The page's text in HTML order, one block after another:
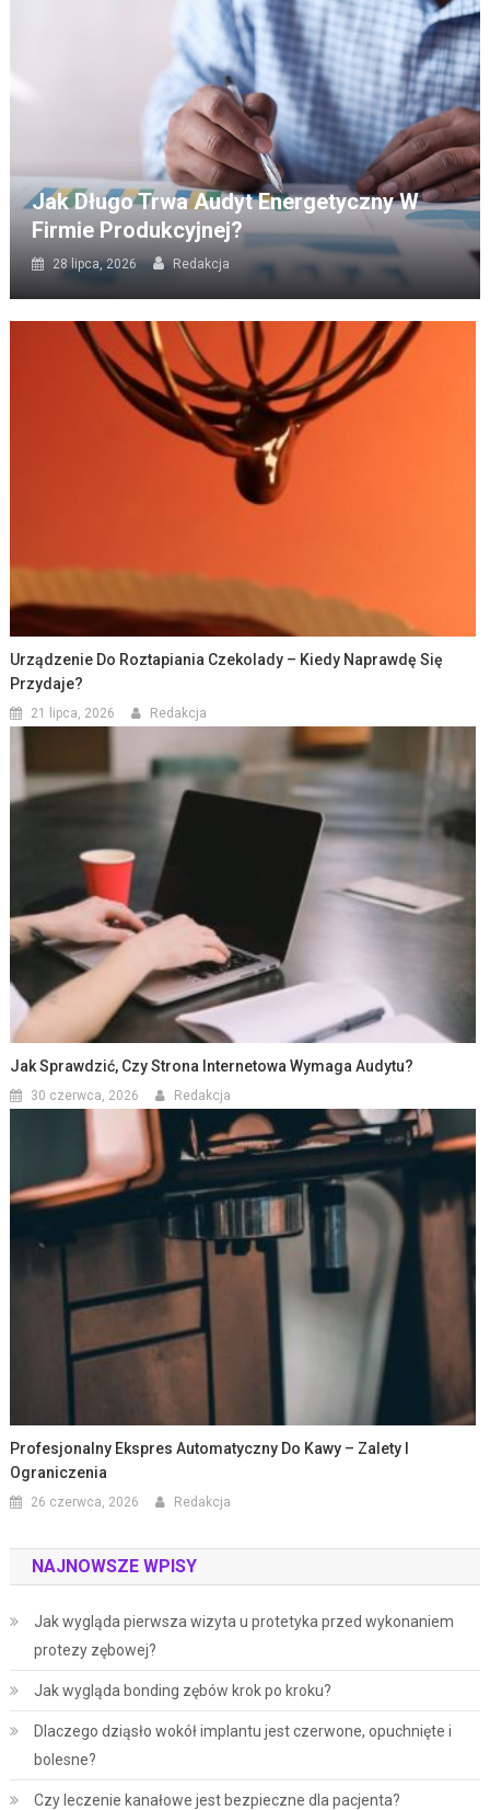
Jak Długo Trwa Audyt Energetyczny W
Firmie Produkcyjnej?
28 lipca, 2026 Redakcja
Urządzenie Do Roztapiania Czekolady – Kiedy Naprawdę Się
Przydaje?
21 lipca, 2026 Redakcja
Jak Sprawdzić, Czy Strona Internetowa Wymaga Audytu?
30 czerwca, 2026 Redakcja
Profesjonalny Ekspres Automatyczny Do Kawy – Zalety I
Ograniczenia
26 czerwca, 2026 Redakcja
NAJNOWSZE WPISY
Jak wygląda pierwsza wizyta u protetyka przed wykonaniem
protezy zębowej?
Jak wygląda bonding zębów krok po kroku?
Dlaczego dziąsło wokół implantu jest czerwone, opuchnięte i
bolesne?
Czy leczenie kanałowe jest bezpieczne dla pacjenta?